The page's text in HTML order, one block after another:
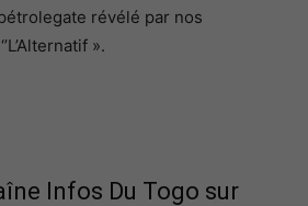
révélé par nos
».
Infos Du Togo sur